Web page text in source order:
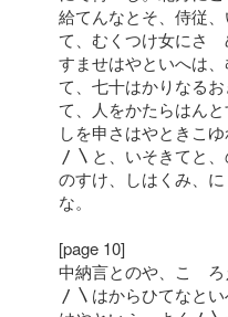
給てんなとそ、侍従
て、むくつけ女にさ
すませはやといへは
て、七十はかりなる
て、人をかたらはん
しを申さはやときこ
〳〵と、いそきてと
のすけ、しはくみ、
な。
[page 10]
中納言とのや、こゝ
〳〵はからひてなと